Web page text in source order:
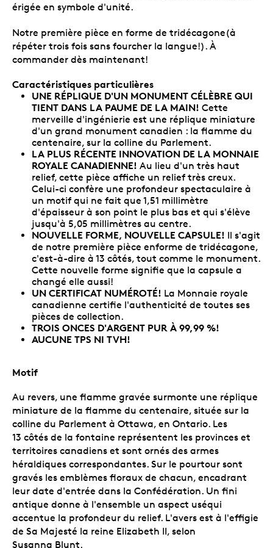
érigée en symbole d'unité.
Notre première pièce en forme de tridécagone(à
répéter trois fois sans fourcher la langue!). À
commander dès maintenant!
Caractéristiques particulières
UNE RÉPLIQUE D'UN MONUMENT CÉLÈBRE QUI
TIENT DANS LA PAUME DE LA MAIN! Cette
merveille d'ingénierie est une réplique miniature
d'un grand monument canadien : la flamme du
centenaire, sur la colline du Parlement.
LA PLUS RÉCENTE INNOVATION DE LA MONNAIE
ROYALE CANADIENNE! Au lieu d'un très haut
relief, cette pièce affiche un relief très creux.
Celui-ci confère une profondeur spectaculaire à
un motif qui ne fait que 1,51 millimètre
d'épaisseur à son point le plus bas et qui s'élève
jusqu'à 5,05 millimètres au centre.
NOUVELLE FORME, NOUVELLE CAPSULE! Il s'agit
de notre première pièce enforme de tridécagone,
c'est-à-dire à 13 côtés, tout comme le monument.
Cette nouvelle forme signifie que la capsule a
changé elle aussi!
UN CERTIFICAT NUMÉROTÉ! La Monnaie royale
canadienne certifie l'authenticité de toutes ses
pièces de collection.
TROIS ONCES D'ARGENT PUR À 99,99 %!
AUCUNE TPS NI TVH!
Motif
Au revers, une flamme gravée surmonte une réplique
miniature de la flamme du centenaire, située sur la
colline du Parlement à Ottawa, en Ontario. Les
13 côtés de la fontaine représentent les provinces et
territoires canadiens et sont ornés des armes
héraldiques correspondantes. Sur le pourtour sont
gravés les emblèmes floraux de chacun, encadrant
leur date d'entrée dans la Confédération. Un fini
antique donne à l'ensemble un aspect uséqui
accentue la profondeur du relief. L'avers est à l'effigie
de Sa Majesté la reine Elizabeth II, selon
Susanna Blunt.